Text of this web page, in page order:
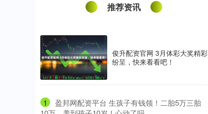
推荐资讯
俊升配资官网 3月体彩大奖精彩
纷呈，快来看看吧！
1
​盈邦网配资平台 生孩子有钱领！二胎5万三胎